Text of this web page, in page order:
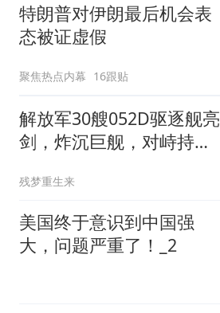
特朗普对伊朗最后机会表
态被证虚假
聚焦热点内幕 16跟贴
解放军30艘052D驱逐舰亮
剑，炸沉巨舰，对峙持续
残梦重生来
美国终于意识到中国强
大，问题严重了！_2